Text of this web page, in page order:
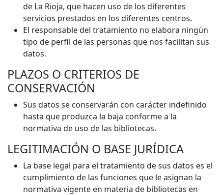
de La Rioja, que hacen uso de los diferentes
servicios prestados en los diferentes centros.
El responsable del tratamiento no elabora ningún
tipo de perfil de las personas que nos facilitan sus
datos.
PLAZOS O CRITERIOS DE
CONSERVACIÓN
Sus datos se conservarán con carácter indefinido
hasta que produzca la baja conforme a la
normativa de uso de las bibliotecas.
LEGITIMACIÓN O BASE JURÍDICA
La base legal para el tratamiento de sus datos es el
cumplimiento de las funciones que le asignan la
normativa vigente en materia de bibliotecas en